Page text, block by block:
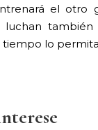
el otro
luchan
lo